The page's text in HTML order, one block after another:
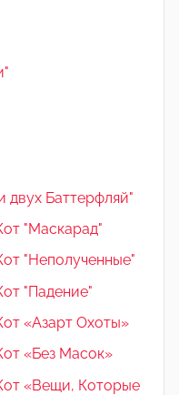
Баттерфляй"
"Маскарад"
"Неполученные"
"Падение"
«Азарт Охоты»
«Без Масок»
«Вещи, Которые